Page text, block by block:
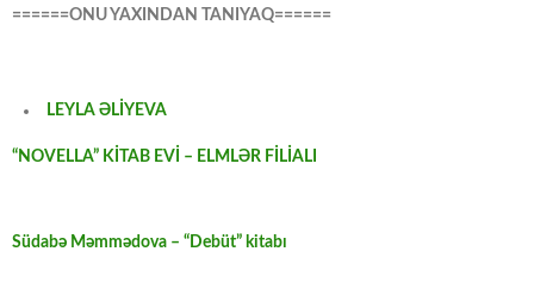
======ONU YAXINDAN TANIYAQ======
LEYLA ƏLİYEVA
“NOVELLA” KİTAB EVİ – ELMLƏR FİLİALI
Südabə Məmmədova – “Debüt” kitabı